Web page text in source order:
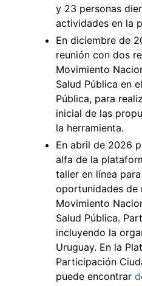
y 23 personas
actividades en la
En diciembre de
reunión con dos
Movimiento
Salud Pública en
Pública, para
inicial de las
la herramienta.
En abril de 2026
alfa de la
taller en línea
oportunidades de
Movimiento
Salud Pública.
incluyendo la
Uruguay. En la
Participación
puede encontrar